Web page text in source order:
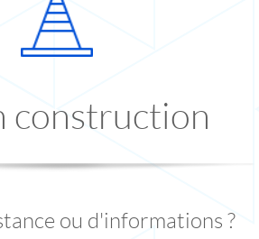
construction
ou d'informations ?